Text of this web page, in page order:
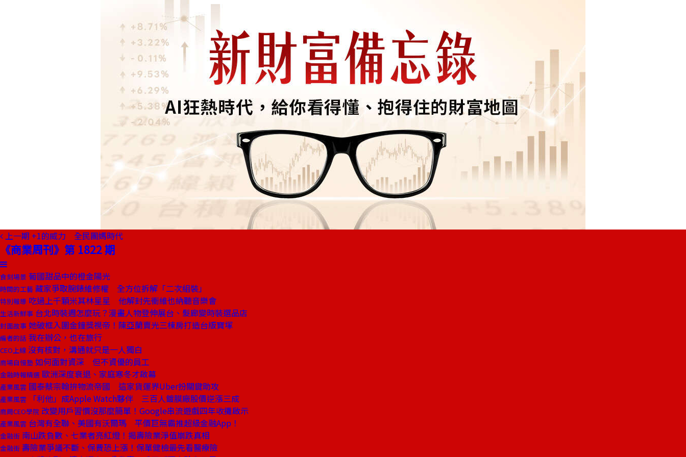
上一期 +1的威力 全民團媽時代
《商業周刊》第 1822 期
食刻場景 葡國甜品中的橙金陽光
時間的工藝 藏家爭取腕錶維修權 全方位拆解「二次組裝」
特別報導 吃過上千顆米其林星星 他解封先衝維也納聽音樂會
生活新鮮事 台北時裝週怎麼玩？漫畫人物登伸展台、髮廊變時裝選品店
封面故事 她破框入圍金鐘獎視帝！陳亞蘭賣光三棟房打造台版寶塚
編者的話 我在辦公，也在旅行
CEO上線 沒有核對，溝通就只是一人獨白
商場自慢塾 如何面對資深 但不資優的員工
金融時報精選 歐洲深度衰退、家庭寒冬才啟幕
產業風雲 國泰蔡宗翰拚物流帝國 這家貨運界Uber扮關鍵助攻
產業風雲 「利他」成Apple Watch夥伴 三百人鍍膜廠股價逆漲三成
商周CEO學院 改變用戶習慣沒那麼簡單！Google串流遊戲四年收攤啟示
產業風雲 台灣有全聯、美國有沃爾瑪 平價巨無霸推超級金融App！
金融街 南山跌負數、七業者亮紅燈！揭壽險業淨值崩跌真相
金融街 壽險業爭議不斷、保費恐上漲！保單健檢最先看醫療險